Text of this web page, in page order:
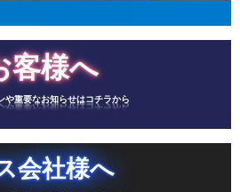
客様へ
や重要なお知らせはコチラから
会社様へ